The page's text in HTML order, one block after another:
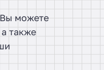
Вы можете
также